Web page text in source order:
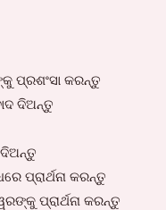
ପ୍ରଶଂସା କରନ୍ତୁ
ଦିଅନ୍ତୁ
ଦିଅନ୍ତୁ
ପ୍ରାର୍ଥନା କରନ୍ତୁ
ପ୍ରାର୍ଥନା କରନ୍ତୁ